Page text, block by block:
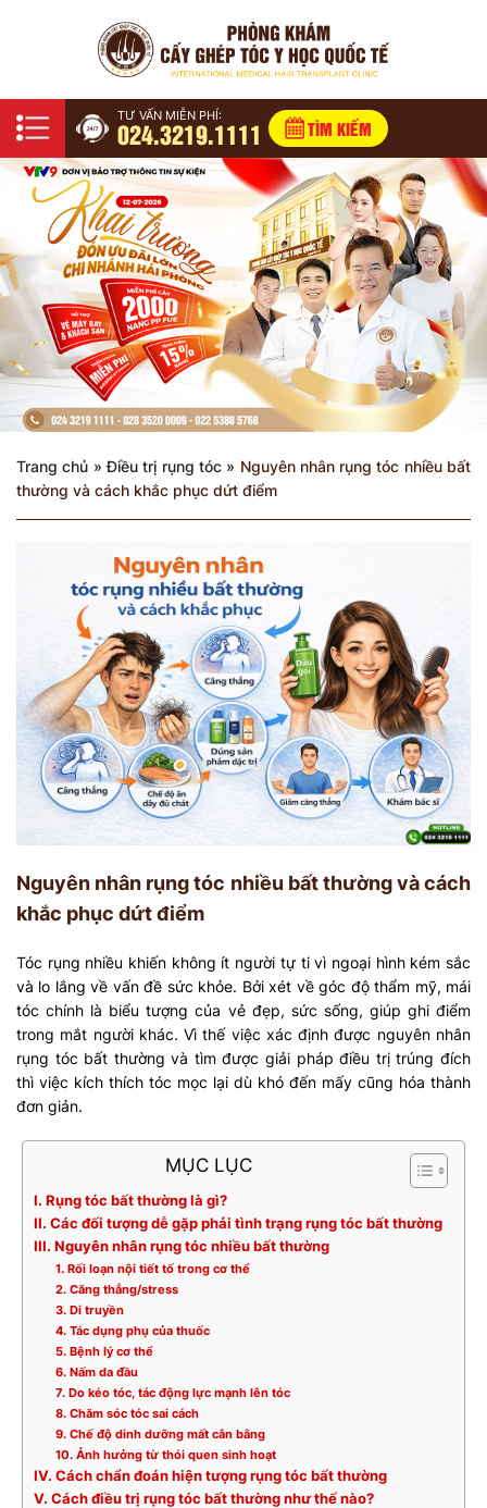
TƯ VẤN MIỄN PHÍ:
024.3219.1111 TÌM KIẾM
Trang chủ »Điều trị rụng tóc» Nguyên nhân rụng tóc nhiều bất
thường và cách khắc phục dứt điểm
Nguyên nhân rụng tóc nhiều bất thường và cách
khắc phục dứt điểm
Tóc rụng nhiều khiến không ít người tự ti vì ngoại hình kém sắc
và lo lắng về vấn đề sức khỏe. Bởi xét về góc độ thẩm mỹ, mái
tóc chính là biểu tượng của vẻ đẹp, sức sống, giúp ghi điểm
trong mắt người khác. Vì thế việc xác định được nguyên nhân
rụng tóc bất thường và tìm được giải pháp điều trị trúng đích
thì việc kích thích tóc mọc lại dù khó đến mấy cũng hóa thành
đơn giản.
MỤC LỤC
I. Rụng tóc bất thường là gì?
II. Các đối tượng dễ gặp phải tình trạng rụng tóc bất thường
III. Nguyên nhân rụng tóc nhiều bất thường
1. Rối loạn nội tiết tố trong cơ thể
2. Căng thẳng/stress
3. Di truyền
4. Tác dụng phụ của thuốc
5. Bệnh lý cơ thể
6. Nấm da đầu
7. Do kéo tóc, tác động lực mạnh lên tóc
8. Chăm sóc tóc sai cách
9. Chế độ dinh dưỡng mất cân bằng
10. Ảnh hưởng từ thói quen sinh hoạt
IV. Cách chẩn đoán hiện tượng rụng tóc bất thường
V. Cách điều trị rụng tóc bất thường như thế nào?